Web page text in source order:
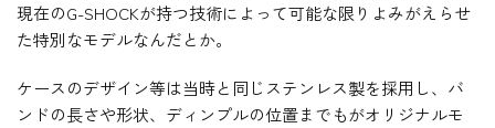
現在のG-SHOCKが持つ技術によって可能な限りよみがえらせ
た特別なモデルなんだとか。
ケースのデザイン等は当時と同じステンレス製を採用し、バ
ンドの長さや形状、ディンプルの位置までもがオリジナルモ